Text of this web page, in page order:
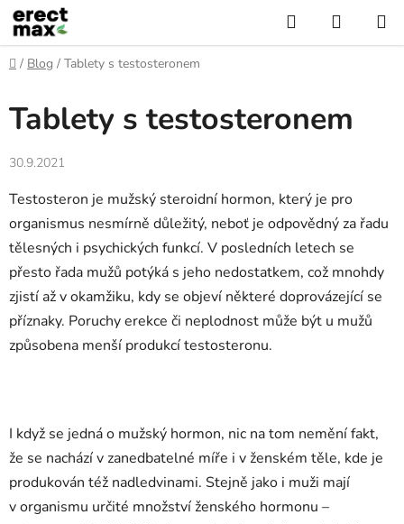
Přejít
na
obsah
Hledat
KOŠÍK
Domů
/ Blog / Tablety s testosteronem
Tablety s testosteronem
30.9.2021
Testosteron je mužský steroidní hormon, který je pro
organismus nesmírně důležitý, neboť je odpovědný za řadu
tělesných i psychických funkcí. V posledních letech se
přesto řada mužů potýká s jeho nedostatkem, což mnohdy
zjistí až v okamžiku, kdy se objeví některé doprovázející se
příznaky. Poruchy erekce či neplodnost může být u mužů
způsobena menší produkcí testosteronu.
I když se jedná o mužský hormon, nic na tom nemění fakt,
že se nachází v zanedbatelné míře i v ženském těle, kde je
produkován též nadledvinami. Stejně jako i muži mají
v organismu určité množství ženského hormonu –